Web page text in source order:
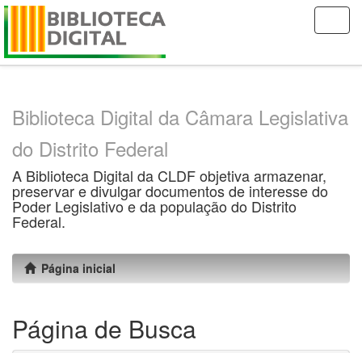
Skip
Biblioteca Digital da Câmara Legislativa
do Distrito Federal
A Biblioteca Digital da CLDF objetiva armazenar,
preservar e divulgar documentos de interesse do
Poder Legislativo e da população do Distrito
Federal.
Página inicial
Página de Busca